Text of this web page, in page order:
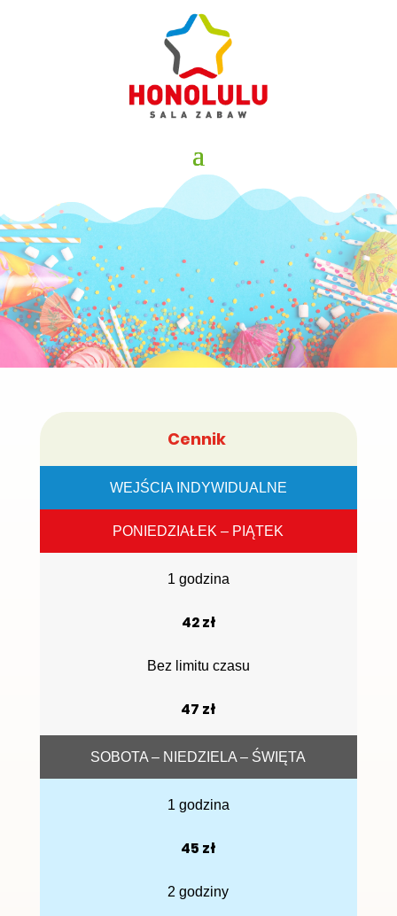
Cennik
WEJŚCIA INDYWIDUALNE
PONIEDZIAŁEK – PIĄTEK
1 godzina
42 zł
Bez limitu czasu
47 zł
SOBOTA – NIEDZIELA – ŚWIĘTA
1 godzina
45 zł
2 godziny